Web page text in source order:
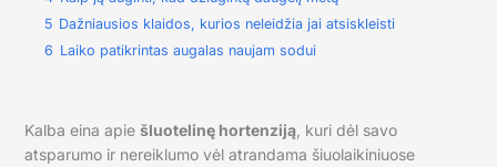
5 Dažniausios klaidos, kurios neleidžia jai atsiskleisti
6 Laiko patikrintas augalas naujam sodui
Kalba eina apie šluotelinę hortenziją, kuri dėl savo
atsparumo ir nereiklumo vėl atrandama šiuolaikiniuose